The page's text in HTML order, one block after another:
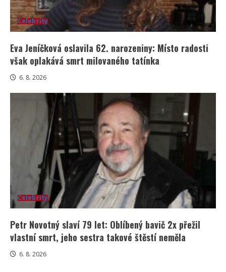
Celebrity
Eva Jeníčková oslavila 62. narozeniny: Místo radosti
však oplakává smrt milovaného tatínka
6. 8. 2026
Celebrity
Petr Novotný slaví 79 let: Oblíbený bavič 2x přežil
vlastní smrt, jeho sestra takové štěstí neměla
6. 8. 2026